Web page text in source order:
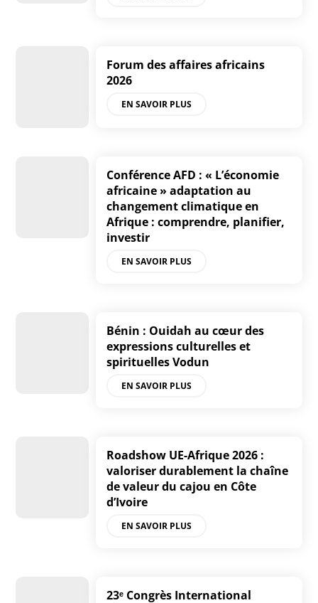
Forum des affaires africains
2026
EN SAVOIR PLUS
Conférence AFD : « L’économie
africaine » adaptation au
changement climatique en
Afrique : comprendre, planifier,
investir
EN SAVOIR PLUS
Bénin : Ouidah au cœur des
expressions culturelles et
spirituelles Vodun
EN SAVOIR PLUS
Roadshow UE-Afrique 2026 :
valoriser durablement la chaîne
de valeur du cajou en Côte
d’Ivoire
EN SAVOIR PLUS
23ᵉ Congrès International